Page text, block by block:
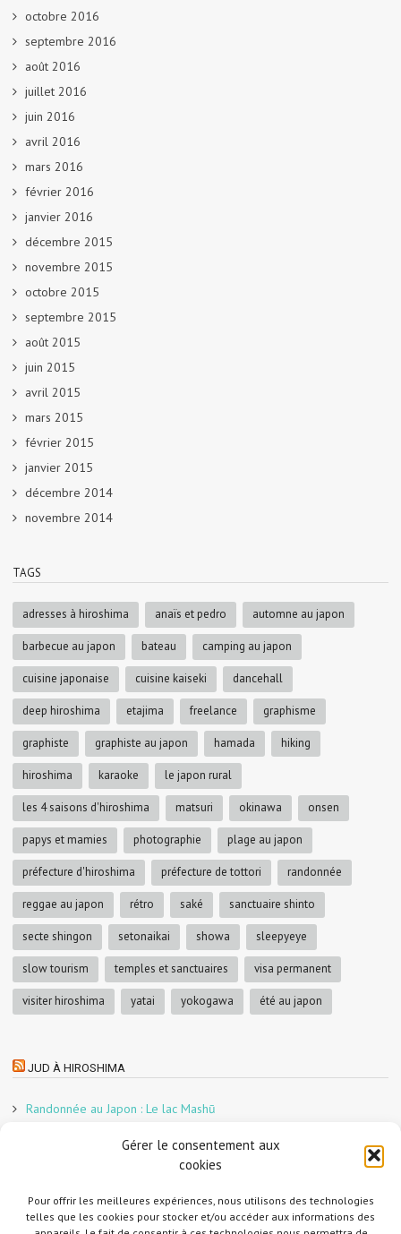
Gérer le consentement aux
cookies
Pour offrir les meilleures expériences, nous utilisons des technologies
telles que les cookies pour stocker et/ou accéder aux informations des
octobre 2016
septembre 2016
août 2016
juillet 2016
juin 2016
avril 2016
mars 2016
février 2016
janvier 2016
décembre 2015
novembre 2015
octobre 2015
septembre 2015
août 2015
juin 2015
avril 2015
mars 2015
février 2015
janvier 2015
décembre 2014
novembre 2014
TAGS
adresses à hiroshima anaïs et pedro automne au japon
barbecue au japon bateau camping au japon
cuisine japonaise cuisine kaiseki dancehall
deep hiroshima etajima freelance graphisme
graphiste graphiste au japon hamada hiking
hiroshima karaoke le japon rural
les 4 saisons d'hiroshima matsuri okinawa onsen
papys et mamies photographie plage au japon
préfecture d'hiroshima préfecture de tottori randonnée
reggae au japon rétro saké sanctuaire shinto
secte shingon setonaikai showa sleepyeye
slow tourism temples et sanctuaires visa permanent
visiter hiroshima yatai yokogawa été au japon
JUD À HIROSHIMA
Randonnée au Japon : Le lac Mashū
En direct sur Adobe France !
Un café et des cabanes dans la forêt
Slow Tourism à Tomo-no-Ura